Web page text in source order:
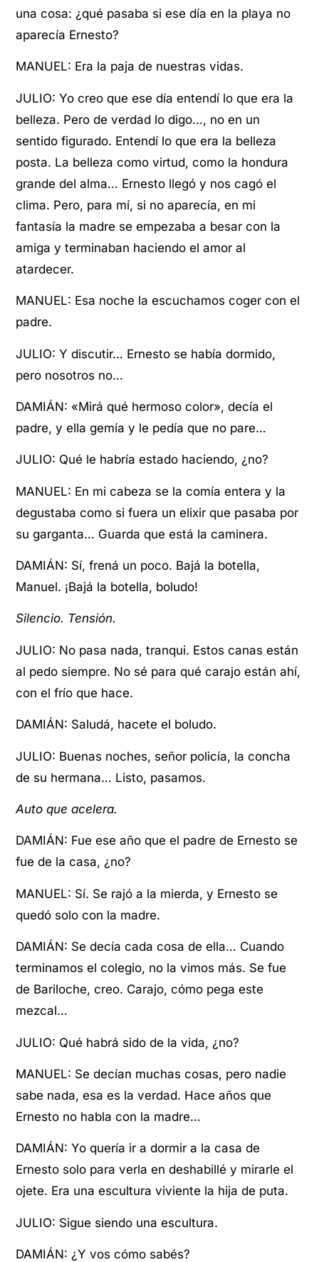
una cosa: ¿qué pasaba si ese día en la playa no
aparecía Ernesto?
MANUEL: Era la paja de nuestras vidas.
JULIO: Yo creo que ese día entendí lo que era la
belleza. Pero de verdad lo digo…, no en un
sentido figurado. Entendí lo que era la belleza
posta. La belleza como virtud, como la hondura
grande del alma… Ernesto llegó y nos cagó el
clima. Pero, para mí, si no aparecía, en mi
fantasía la madre se empezaba a besar con la
amiga y terminaban haciendo el amor al
atardecer.
MANUEL: Esa noche la escuchamos coger con el
padre.
JULIO: Y discutir… Ernesto se había dormido,
pero nosotros no…
DAMIÁN: «Mirá qué hermoso color», decía el
padre, y ella gemía y le pedía que no pare…
JULIO: Qué le habría estado haciendo, ¿no?
MANUEL: En mi cabeza se la comía entera y la
degustaba como si fuera un elixir que pasaba por
su garganta… Guarda que está la caminera.
DAMIÁN: Sí, frená un poco. Bajá la botella,
Manuel. ¡Bajá la botella, boludo!
Silencio. Tensión.
JULIO: No pasa nada, tranqui. Estos canas están
al pedo siempre. No sé para qué carajo están ahí,
con el frío que hace.
DAMIÁN: Saludá, hacete el boludo.
JULIO: Buenas noches, señor policía, la concha
de su hermana… Listo, pasamos.
Auto que acelera.
DAMIÁN: Fue ese año que el padre de Ernesto se
fue de la casa, ¿no?
MANUEL: Sí. Se rajó a la mierda, y Ernesto se
quedó solo con la madre.
DAMIÁN: Se decía cada cosa de ella… Cuando
terminamos el colegio, no la vimos más. Se fue
de Bariloche, creo. Carajo, cómo pega este
mezcal…
JULIO: Qué habrá sido de la vida, ¿no?
MANUEL: Se decían muchas cosas, pero nadie
sabe nada, esa es la verdad. Hace años que
Ernesto no habla con la madre…
DAMIÁN: Yo quería ir a dormir a la casa de
Ernesto solo para verla en deshabillé y mirarle el
ojete. Era una escultura viviente la hija de puta.
JULIO: Sigue siendo una escultura.
DAMIÁN: ¿Y vos cómo sabés?